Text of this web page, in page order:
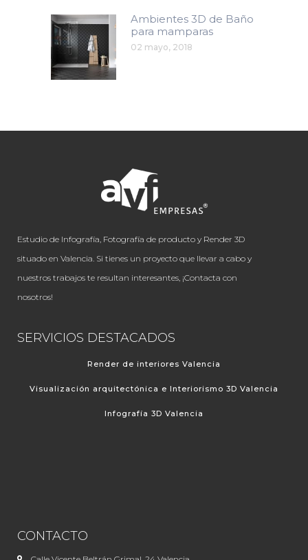
Ambientes 3D de Baño
para mamparas
02 mayo, 2018
Estudio de Infografía, Fotografía de producto y Render 3D
situado en Valencia. Si tienes un proyecto que llevar a cabo y
nuestros trabajos te resultan interesantes, ¡Contacta con
nosotros!
SERVICIOS DESTACADOS
Render de interiores Valencia
Visualización arquitectónica e Interiorismo 3D Valencia
Infografía 3D Valencia
CONTACTO